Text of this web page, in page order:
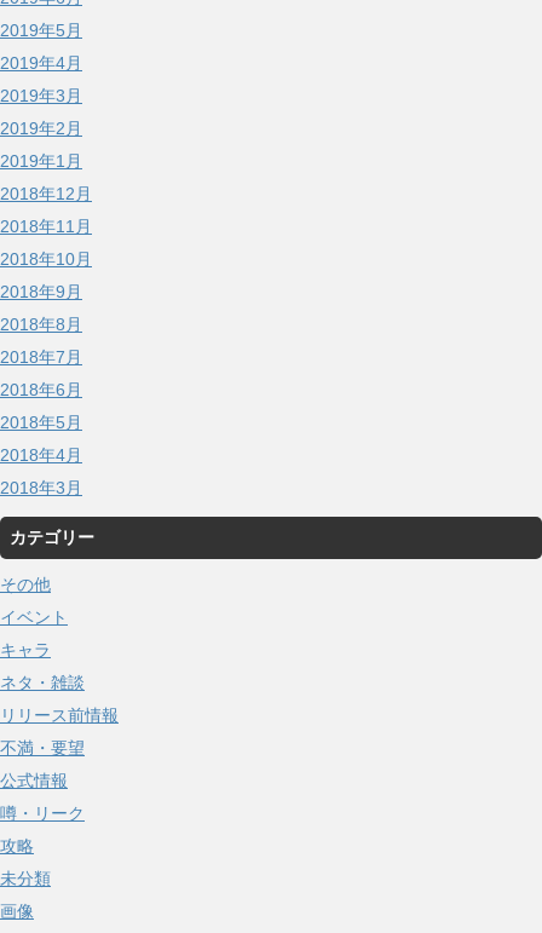
2019年5月
2019年4月
2019年3月
2019年2月
2019年1月
2018年12月
2018年11月
2018年10月
2018年9月
2018年8月
2018年7月
2018年6月
2018年5月
2018年4月
2018年3月
カテゴリー
その他
イベント
キャラ
ネタ・雑談
リリース前情報
不満・要望
公式情報
噂・リーク
攻略
未分類
画像